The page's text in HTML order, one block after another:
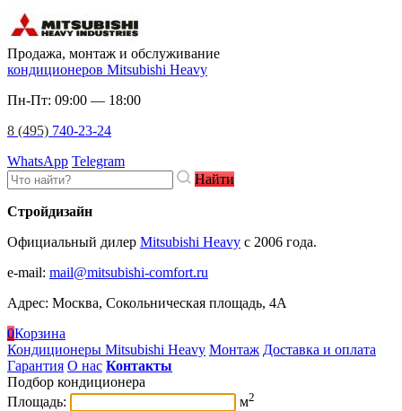
Продажа, монтаж и обслуживание
кондиционеров Mitsubishi Heavy
Пн-Пт: 09:00 — 18:00
8 (495) 740-23-24
WhatsApp Telegram
Найти
Стройдизайн
Официальный дилер Mitsubishi Heavy c 2006 года.
e-mail: mail@mitsubishi-comfort.ru
Адрес: Москва, Сокольническая площадь, 4А
0Корзина
Кондиционеры Mitsubishi Heavy Монтаж Доставка и оплата
Гарантия О нас Контакты
Подбор кондиционера
Площадь:
м2